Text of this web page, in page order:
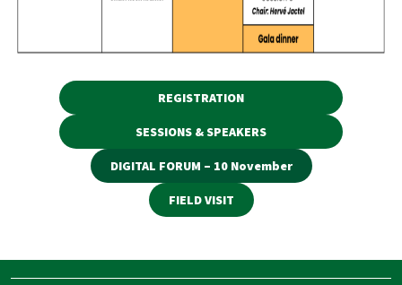
REGISTRATION
SESSIONS & SPEAKERS
DIGITAL FORUM – 10 November
FIELD VISIT